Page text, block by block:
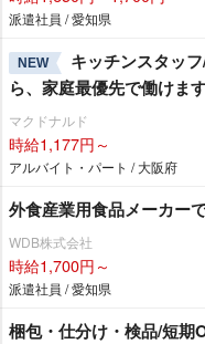
派遣社員 / 愛知県
NEW
キッチンスタッ
ら、家庭最優先で働けま
マクドナルド
時給1,177円～
アルバイト・パート / 大阪府
外食産業用食品メーカー
WDB株式会社
時給1,700円～
派遣社員 / 愛知県
梱包・仕分け・検品/短期